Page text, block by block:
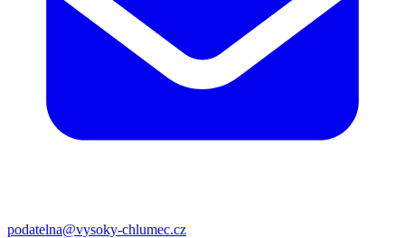
podatelna@vysoky-chlumec.cz